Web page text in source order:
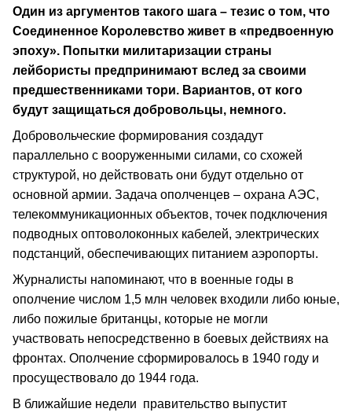
Один из аргументов такого шага – тезис о том, что
Соединенное Королевство живет в «предвоенную
эпоху». Попытки милитаризации страны
лейбористы предпринимают вслед за своими
предшественниками тори. Вариантов, от кого
будут защищаться добровольцы, немного.
Добровольческие формирования создадут
параллельно с вооруженными силами, со схожей
структурой, но действовать они будут отдельно от
основной армии. Задача ополченцев – охрана АЭС,
телекоммуникационных объектов, точек подключения
подводных оптоволоконных кабелей, электрических
подстанций, обеспечивающих питанием аэропорты.
Журналисты напоминают, что в военные годы в
ополчение числом 1,5 млн человек входили либо юные,
либо пожилые британцы, которые не могли
участвовать непосредственно в боевых действиях на
фронтах. Ополчение сформировалось в 1940 году и
просуществовало до 1944 года.
В ближайшие недели правительство выпустит